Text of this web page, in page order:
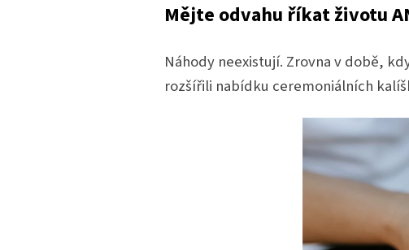
Mějte odvahu říkat životu
Náhody neexistují. Zrovna v době,
rozšířili nabídku ceremoniálních